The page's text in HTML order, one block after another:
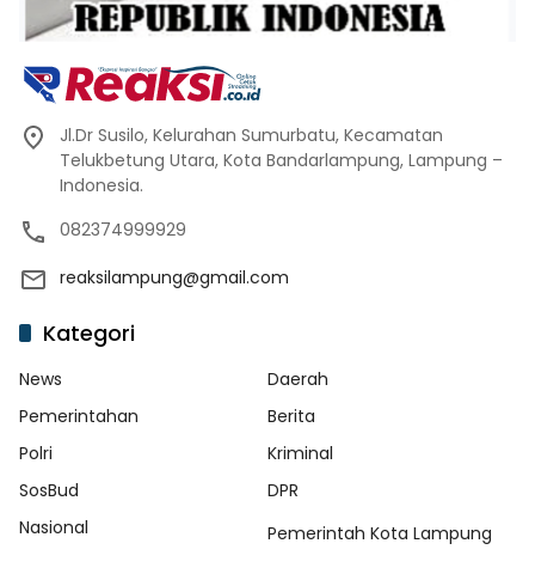
Jl.Dr Susilo, Kelurahan Sumurbatu, Kecamatan
Telukbetung Utara, Kota Bandarlampung, Lampung –
Indonesia.
082374999929
reaksilampung@gmail.com
Kategori
News
Daerah
Pemerintahan
Berita
Polri
Kriminal
SosBud
DPR
Nasional
Pemerintah Kota Lampung